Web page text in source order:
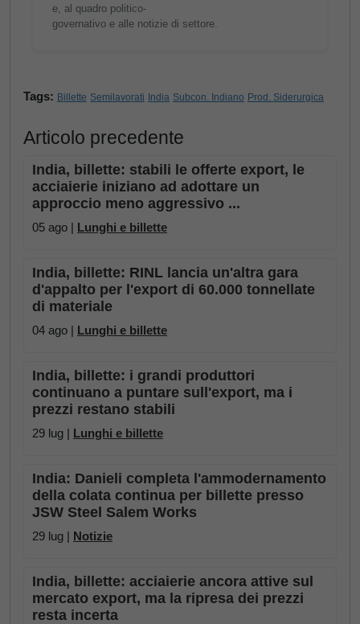
e, al quadro politico-
governativo e alle notizie di settore.
Tags: Billette Semilavorati India Subcon. Indiano Prod. Siderurgica
Articolo precedente
India, billette: stabili le offerte export, le
acciaierie iniziano ad adottare un
approccio meno aggressivo ...
05 ago | Lunghi e billette
India, billette: RINL lancia un'altra gara
d'appalto per l'export di 60.000 tonnellate
di materiale
04 ago | Lunghi e billette
India, billette: i grandi produttori
continuano a puntare sull'export, ma i
prezzi restano stabili
29 lug | Lunghi e billette
India: Danieli completa l'ammodernamento
della colata continua per billette presso
JSW Steel Salem Works
29 lug | Notizie
India, billette: acciaierie ancora attive sul
mercato export, ma la ripresa dei prezzi
resta incerta